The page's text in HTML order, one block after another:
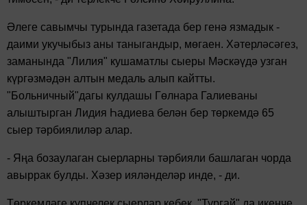
Әлеге савымчы турында газетада бер генә язмадык -
даими укучыбыз аны таныгандыр, мөгаен. Хәтерләсәгез,
заманында "Лилия" кушаматлы сыеры Мәскәүдә узган
күргәзмәдән алтын медаль алып кайтты.
"Больничный"дагы кулдашы Гөлнара Галиеваны
алыштырган Лидия Һадиева белән бер төркемдә 65
сыер тәрбиялиләр алар.
- Яңа бозаулаган сыерларны тәрбияли башлаган чорда
авыррак булды. Хәзер ияләнделәр инде, - ди.